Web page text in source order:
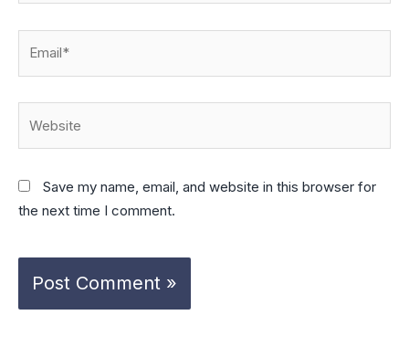
Save my name, email, and website in this browser for
the next time I comment.